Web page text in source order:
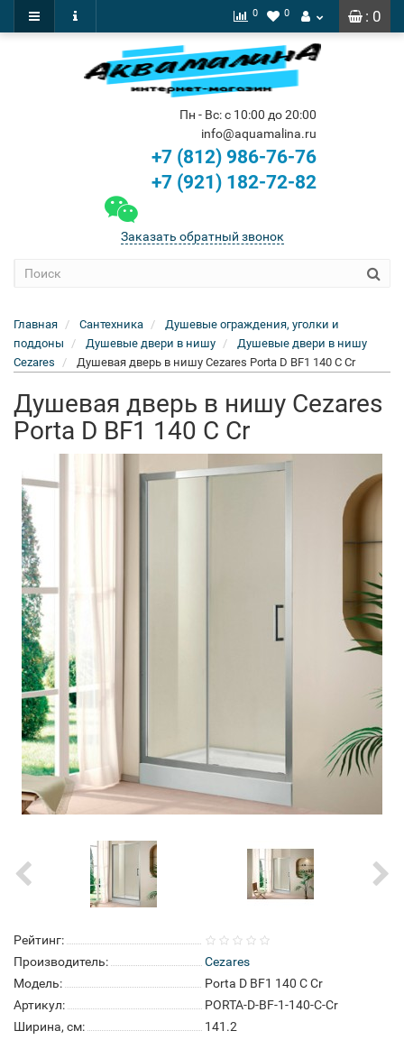
: 0
0 0
Пн - Вс: с 10:00 до 20:00
info@aquamalina.ru
+7 (812) 986-76-76
+7 (921) 182-72-82
Заказать обратный звонок
Главная Сантехника
Душевые ограждения, уголки и
поддоны
Душевые двери в нишу
Душевые двери в нишу
Cezares
Душевая дверь в нишу Cezares Porta D BF1 140 C Cr
Душевая дверь в нишу Cezares
Porta D BF1 140 C Cr
Рейтинг:
Производитель:
Cezares
Модель:
Porta D BF1 140 C Cr
Артикул:
PORTA-D-BF-1-140-C-Cr
Ширина, см:
141.2